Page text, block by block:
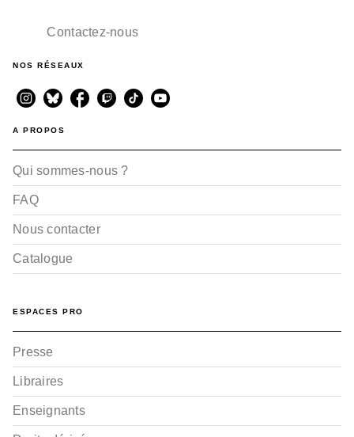
Contactez-nous
NOS RÉSEAUX
A PROPOS
Qui sommes-nous ?
FAQ
Nous contacter
Catalogue
ESPACES PRO
Presse
Libraires
Enseignants